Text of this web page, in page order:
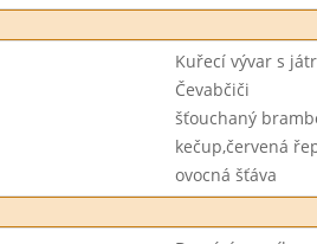
Kuřecí vývar s
Čevabčiči
šťouchaný
kečup,červená
ovocná šťáva